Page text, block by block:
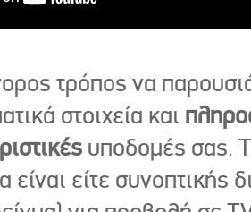
τρόπος να
στοιχεία και
υποδομές σας.
είτε συνοπτικής